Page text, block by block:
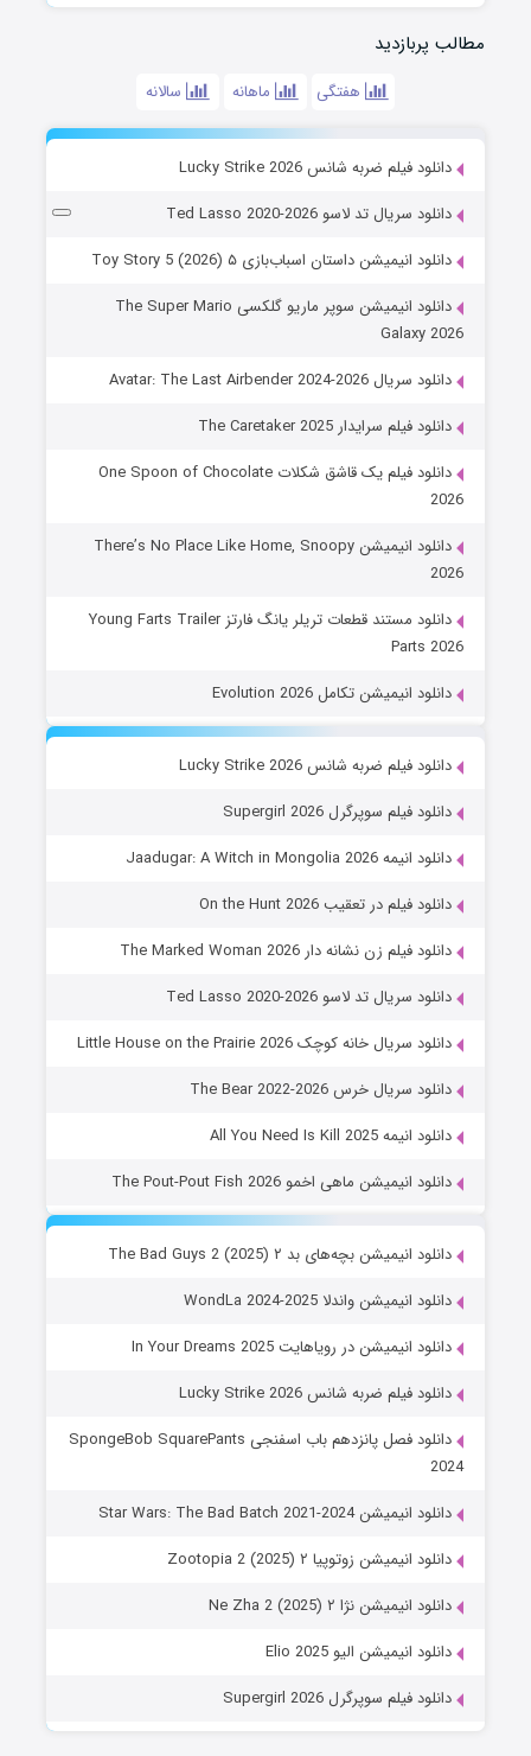
مطالب پربازدید
هفتگی ماهانه سالانه
دانلود فیلم ضربه شانس Lucky Strike 2026
دانلود سریال تد لاسو Ted Lasso 2020-2026
دانلود انیمیشن داستان اسباب‌بازی ۵ Toy Story 5 (2026)
دانلود انیمیشن سوپر ماریو گلکسی The Super Mario
Galaxy 2026
دانلود سریال Avatar: The Last Airbender 2024-2026
دانلود فیلم سرایدار The Caretaker 2025
دانلود فیلم یک قاشق شکلات One Spoon of Chocolate
2026
دانلود انیمیشن There’s No Place Like Home, Snoopy
2026
دانلود مستند قطعات تریلر یانگ فارتز Young Farts Trailer
Parts 2026
دانلود انیمیشن تکامل Evolution 2026
دانلود فیلم ضربه شانس Lucky Strike 2026
دانلود فیلم سوپرگرل Supergirl 2026
دانلود انیمه Jaadugar: A Witch in Mongolia 2026
دانلود فیلم در تعقیب On the Hunt 2026
دانلود فیلم زن نشانه دار The Marked Woman 2026
دانلود سریال تد لاسو Ted Lasso 2020-2026
دانلود سریال خانه کوچک Little House on the Prairie 2026
دانلود سریال خرس The Bear 2022-2026
دانلود انیمه All You Need Is Kill 2025
دانلود انیمیشن ماهی اخمو The Pout-Pout Fish 2026
دانلود انیمیشن بچه‌های بد ۲ The Bad Guys 2 (2025)
دانلود انیمیشن واندلا WondLa 2024-2025
دانلود انیمیشن در رویاهایت In Your Dreams 2025
دانلود فیلم ضربه شانس Lucky Strike 2026
دانلود فصل پانزدهم باب اسفنجی SpongeBob SquarePants
2024
دانلود انیمیشن Star Wars: The Bad Batch 2021-2024
دانلود انیمیشن زوتوپیا ۲ Zootopia 2 (2025)
دانلود انیمیشن نژا ۲ Ne Zha 2 (2025)
دانلود انیمیشن الیو Elio 2025
دانلود فیلم سوپرگرل Supergirl 2026